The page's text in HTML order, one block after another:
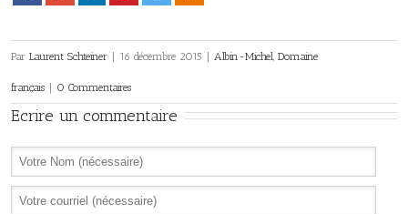
Par Laurent Schteiner 16 décembre 2015 Albin-Michel, Domaine
français 0 Commentaires
Ecrire un commentaire